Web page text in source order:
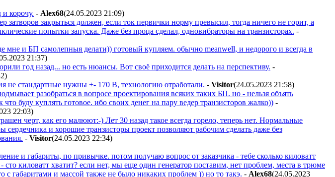
корочу. - Alex68(24.05.2023 21:09)
затворов закрыться должен, если ток первички норму превысил, тогда ничего не горит, а
попытки запуска. Даже без проца сделал, одновибраторы на транзисторах. -
мне и БП самолепныя делати)) готовый купляем. обычно meanwell, и недорого и всегда в
21:37)
год назад... но есть нюансы. Вот своё приходится делать на перспективу. -
)
не стандартные нужны +- 170 В, технологию отработали. - Visitor(24.05.2023 21:58)
разобраться в вопросе проектирования всяких таких БП. но - нельзя объять
что буду куплять готовое. ибо своих денег на пару ведер транзисторов жалко)) -
22:03)
черт, как его малюют:-) Лет 30 назад такое всегда горело, теперь нет. Нормальные
сердечника и хорошие транзисторы проект позволяют рабочим сделать даже без
- Visitor(24.05.2023 22:34)
и габариты, по привычке. потом получаю вопрос от заказчика - тебе сколько киловатт
киловатт хватит? если нет, мы еще один генератор поставим, нет проблем, места в трюме
с габаритами и массой также не было никаких проблем )) но то такэ. - Alex68(24.05.2023